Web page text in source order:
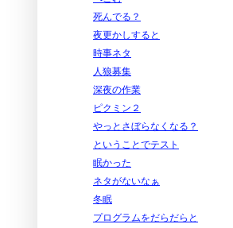
死んでる？
夜更かしすると
時事ネタ
人狼募集
深夜の作業
ピクミン２
やっとさぼらなくなる？
ということでテスト
眠かった
ネタがないなぁ
冬眠
プログラムをだらだらと